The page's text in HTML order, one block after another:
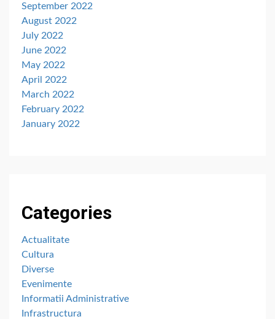
September 2022
August 2022
July 2022
June 2022
May 2022
April 2022
March 2022
February 2022
January 2022
Categories
Actualitate
Cultura
Diverse
Evenimente
Informatii Administrative
Infrastructura